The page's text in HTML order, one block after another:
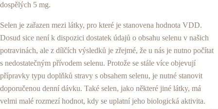
dospělých 5 mg.
Selen je zařazen mezi látky, pro které je stanovena hodnota VDD.
Dosud sice není k dispozici dostatek údajů o obsahu selenu v našich
potravinách, ale z dílčích výsledků je zřejmé, že u nás je nutno počí­tat
s nedostatečným přívodem selenu. Protože se stále více objevují
přípravky typu doplňků stravy s obsahem selenu, je nutné stanovit
doporučenou denní dávku. Také selen, jako některé jiné látky, má
velmi malé rozmezí hodnot, kdy se uplatní jeho bio­logická aktivita.